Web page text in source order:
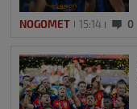
NOGOMET 15:14 0